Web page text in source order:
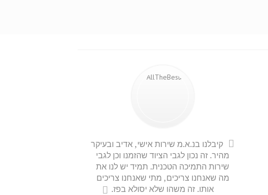
קיבלנו בנ.א.מ שירות אישי, אדיב ובעיקר
מהיר. זה נכון לגבי הציוד שהזמנו וכן לגבי
שירות התמיכה הטכנית. תמיד יש לנו את
מה שאנחנו צריכים, מתי שאנחנו צריכים
אותו. זה משהו שלא יסולא בפז.